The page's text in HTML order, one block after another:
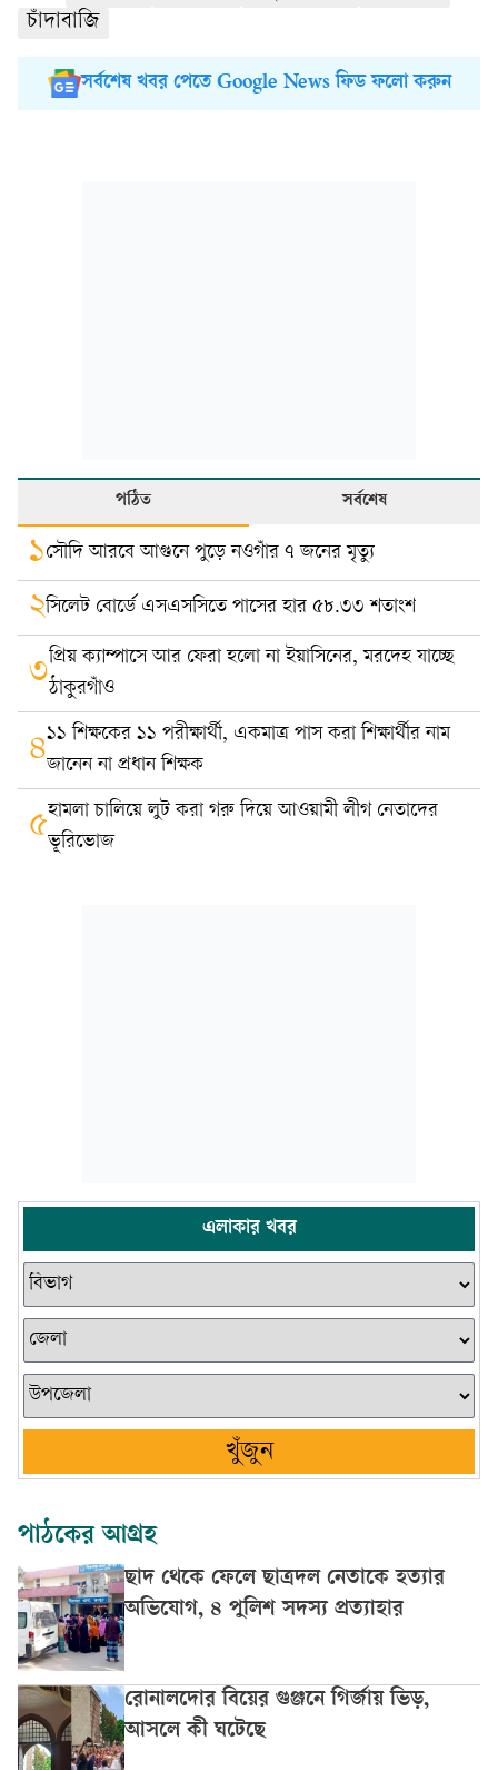
চাঁদাবাজি
সর্বশেষ খবর পেতে Google News ফিড ফলো করুন
পঠিত সর্বশেষ
১সৌদি আরবে আগুনে পুড়ে নওগাঁর ৭ জনের মৃত্যু
২সিলেট বোর্ডে এসএসসিতে পাসের হার ৫৮.৩৩ শতাংশ
৩প্রিয় ক্যাম্পাসে আর ফেরা হলো না ইয়াসিনের, মরদেহ যাচ্ছে
ঠাকুরগাঁও
৪১১ শিক্ষকের ১১ পরীক্ষার্থী, একমাত্র পাস করা শিক্ষার্থীর নাম
জানেন না প্রধান শিক্ষক
৫হামলা চালিয়ে লুট করা গরু দিয়ে আওয়ামী লীগ নেতাদের
ভূরিভোজ
এলাকার খবর
খুঁজুন
পাঠকের আগ্রহ
ছাদ থেকে ফেলে ছাত্রদল নেতাকে হত্যার
অভিযোগ, ৪ পুলিশ সদস্য প্রত্যাহার
রোনালদোর বিয়ের গুঞ্জনে গির্জায় ভিড়,
আসলে কী ঘটেছে